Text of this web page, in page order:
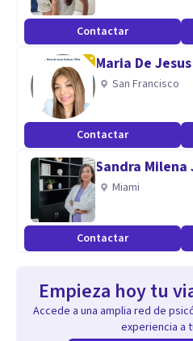
Contactar
Maria De
San Francisco
Contactar
Sandra
Miami
Contactar
Empieza hoy tu
Accede a una amplia red de
experiencia a